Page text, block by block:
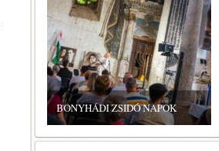
BONYHÁDI ZSIDÓ NAPOK